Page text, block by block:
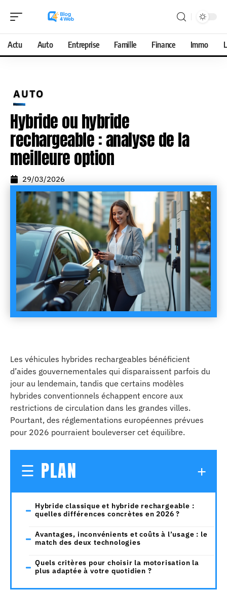
Actu Auto Entreprise Famille Finance Immo
AUTO
Hybride ou hybride
rechargeable : analyse de la
meilleure option
29/03/2026
Les véhicules hybrides rechargeables bénéficient
d’aides gouvernementales qui disparaissent parfois du
jour au lendemain, tandis que certains modèles
hybrides conventionnels échappent encore aux
restrictions de circulation dans les grandes villes.
Pourtant, des réglementations européennes prévues
pour 2026 pourraient bouleverser cet équilibre.
PLAN
Hybride classique et hybride rechargeable :
quelles différences concrètes en 2026 ?
Avantages, inconvénients et coûts à l’usage : le
match des deux technologies
Quels critères pour choisir la motorisation la
plus adaptée à votre quotidien ?